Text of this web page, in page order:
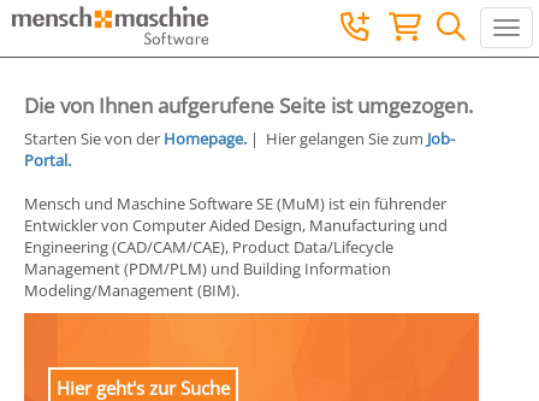
Die von Ihnen aufgerufene Seite ist umgezogen.
Starten Sie von der Homepage. | Hier gelangen Sie zum Job-
Portal.
Mensch und Maschine Software SE (MuM) ist ein führender
Entwickler von Computer Aided Design, Manufacturing und
Engineering (CAD/CAM/CAE), Product Data/Lifecycle
Management (PDM/PLM) und Building Information
Modeling/Management (BIM).
Hier geht's zur Suche